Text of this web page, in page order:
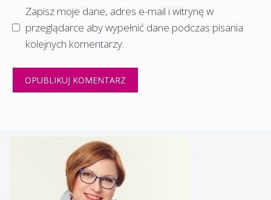
Zapisz moje dane, adres e-mail i witrynę w
przeglądarce aby wypełnić dane podczas pisania
kolejnych komentarzy.